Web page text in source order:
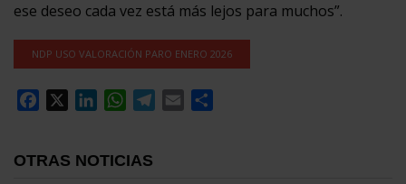
ese deseo cada vez está más lejos para muchos”.
NDP USO VALORACIÓN PARO ENERO 2026
Facebook LinkedInWhatsApp
Telegram
Email
OTRAS NOTICIAS